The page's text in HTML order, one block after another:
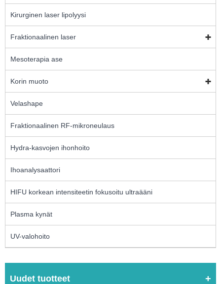
Kirurginen laser lipolyysi
Fraktionaalinen laser
Mesoterapia ase
Korin muoto
Velashape
Fraktionaalinen RF-mikroneulaus
Hydra-kasvojen ihonhoito
Ihoanalysaattori
HIFU korkean intensiteetin fokusoitu ultraääni
Plasma kynät
UV-valohoito
Uudet tuotteet